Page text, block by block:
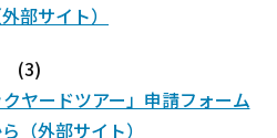
部サイト）
(3)
ヤードツアー」申請フォーム
（外部サイト）